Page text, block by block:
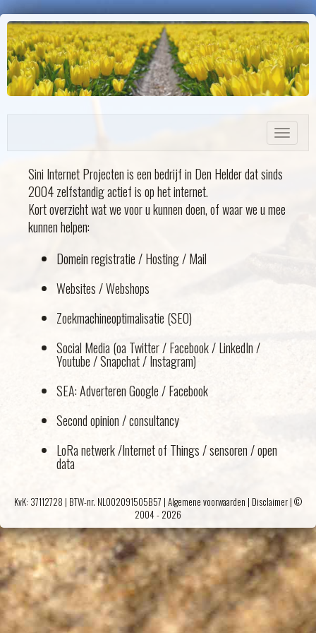
Menu
Sini Internet Projecten is een bedrijf in Den Helder dat sinds
2004 zelfstandig actief is op het internet.
Kort overzicht wat we voor u kunnen doen, of waar we u mee
kunnen helpen:
Domein registratie / Hosting / Mail
Websites / Webshops
Zoekmachineoptimalisatie (SEO)
Social Media (oa Twitter / Facebook / LinkedIn /
Youtube / Snapchat / Instagram)
SEA: Adverteren Google / Facebook
Second opinion / consultancy
LoRa netwerk /Internet of Things / sensoren / open
data
KvK: 37112728 | BTW-nr. NL002091505B57 | Algemene voorwaarden | Disclaimer | ©
2004 - 2026